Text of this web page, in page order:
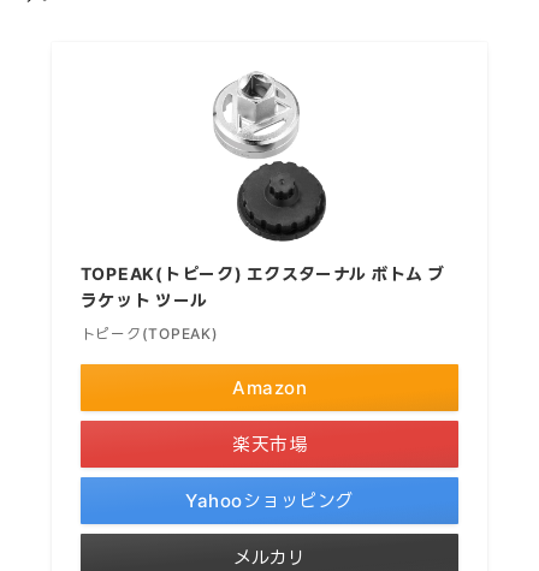
TOPEAK(トピーク) エクスターナル ボトム ブ
ラケット ツール
トピーク(TOPEAK)
Amazon
楽天市場
Yahooショッピング
メルカリ